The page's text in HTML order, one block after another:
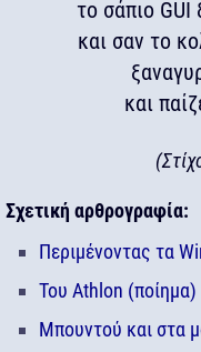
το σάπιο GUI
και σαν το
και
Σχετική αρθρογραφία:
Περιμένοντας τα
Του Athlon (ποίημα)
Μπουντού και στα